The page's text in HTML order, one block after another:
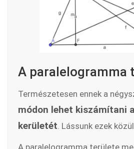
A paralelogramma
Természetesen ennek a
módon lehet kiszámítani
kerületét . Lássunk ezek
A paralelogramma területe